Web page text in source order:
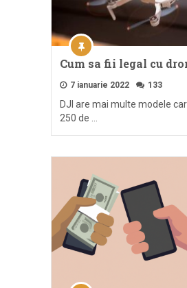
Cum sa fii legal cu
7 ianuarie 2022 133
DJI are mai multe modele
250 de …